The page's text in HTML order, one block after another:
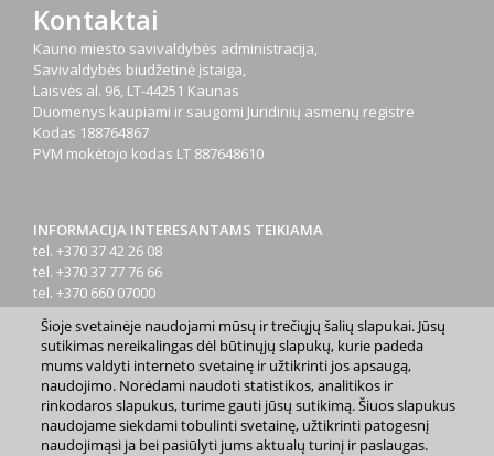
Kontaktai
Kauno miesto savivaldybės administracija,
Savivaldybės biudžetinė įstaiga,
Laisvės al. 96, LT-44251 Kaunas
Duomenys kaupiami ir saugomi Juridinių asmenų registre
Kodas 188764867
PVM mokėtojo kodas LT 887648610
INFORMACIJA INTERESANTAMS TEIKIAMA
tel. +370 37 42 26 08
tel. +370 37 77 76 66
tel. +370 660 07000
el. p.
2023 m. Kauno miesto savivaldybė. Kopijuoti ir platinti
Šioje svetainėje naudojami mūsų ir trečiųjų šalių slapukai. Jūsų
sutikimas nereikalingas dėl būtinųjų slapukų, kurie padeda
mums valdyti interneto svetainę ir užtikrinti jos apsaugą,
naudojimo. Norėdami naudoti statistikos, analitikos ir
rinkodaros slapukus, turime gauti jūsų sutikimą. Šiuos slapukus
naudojame siekdami tobulinti svetainę, užtikrinti patogesnį
naudojimąsi ja bei pasiūlyti jums aktualų turinį ir paslaugas.